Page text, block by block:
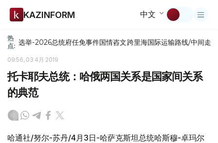
KAZINFORM 中文
热
点: 选举-2026总统府任免事件国情咨文跨里海国际运输路线/中间走廊
09:56, 03 4月 2019
托卡耶夫总统：哈俄两国关系是国家间关系
的典范
哈通社/努尔-苏丹/4月3日-哈萨克斯坦总统哈斯穆-卓玛尔